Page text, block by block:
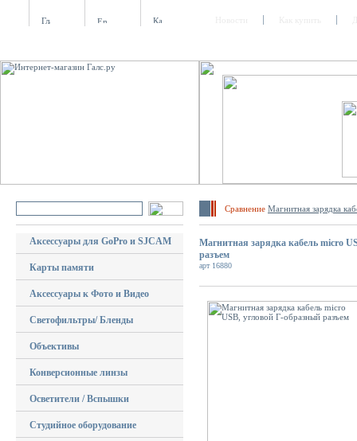
Сравнение Магнитная зарядка
Аксессуары для GoPro и SJCAM
Карты памяти
Аксессуары к Фото и Видео
Светофильтры/ Бленды
Объективы
Конверсионные линзы
Осветители / Вспышки
Студийное оборудование
Магнитная зарядка кабель micro
разъем
арт 16880